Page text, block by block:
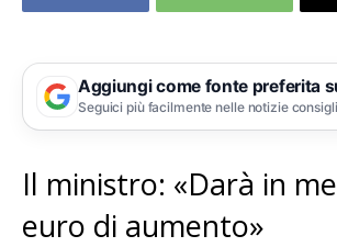
Aggiungi come fonte preferita
Seguici più facilmente nelle notizie
Il ministro: «Darà in
euro di aumento»